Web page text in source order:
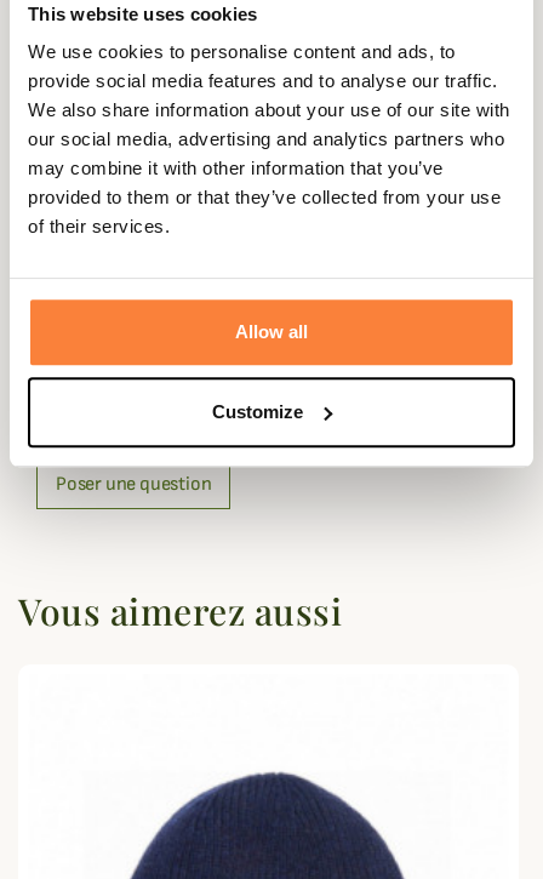
This website uses cookies
We use cookies to personalise content and ads, to
provide social media features and to analyse our traffic.
We also share information about your use of our site with
our social media, advertising and analytics partners who
may combine it with other information that you’ve
provided to them or that they’ve collected from your use
of their services.
Allow all
Customize
poignet sur les gants pour ramener une touche subtile
d'élégance et d'authenticité.
Fiche technique
Doublure 100% Polyester, Polaire
Matière 80% laine / 20% polyamide
Coloris
Questions (FAQs)
Poser une question
Vous aimerez aussi